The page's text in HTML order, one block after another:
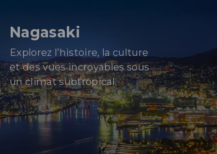
Nagasaki
Explorez l’histoire, la culture
et des vues incroyables sous
un climat subtropical.